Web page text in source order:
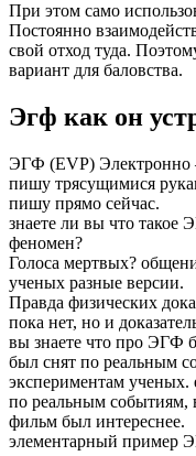
При этом само
Постоянно
свой отход туда.
вариант для баловства.
Эгф как он
ЭГФ (EVP) Электронно
пишу трясущимися
пишу прямо сейчас.
знаете ли вы что такое
феномен?
Голоса мертвых?
ученых разные версии.
Правда физических
пока нет, но и
вы знаете что про ЭГФ
был снят по реальным
экспериментам ученых.
по реальным событиям,
фильм был интереснее.
элементарный пример